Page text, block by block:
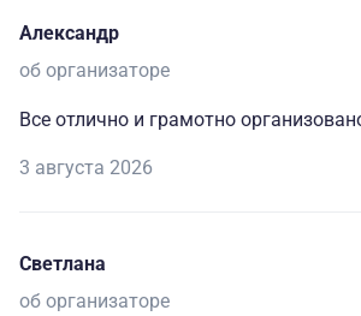
Александр
об организаторе
Все отлично и грамотно
3 августа 2026
Светлана
об организаторе